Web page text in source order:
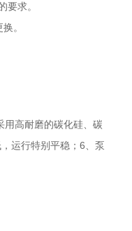
求。
。
用高耐磨的碳化硅、碳
运行特别平稳； 6、泵